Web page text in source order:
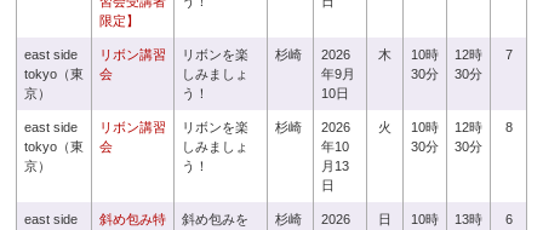
限定】
east side
tokyo（東
京）
リボン講習
会
リボンを楽
しみましょ
う！
杉崎
2026
年9月
10日
木
10時
30分
12時
30分
7
east side
tokyo（東
京）
リボン講習
会
リボンを楽
しみましょ
う！
杉崎
2026
年10
月13
日
火
10時
30分
12時
30分
8
east side
斜め包み特
斜め包みを
杉崎
2026
日
10時
13時
6